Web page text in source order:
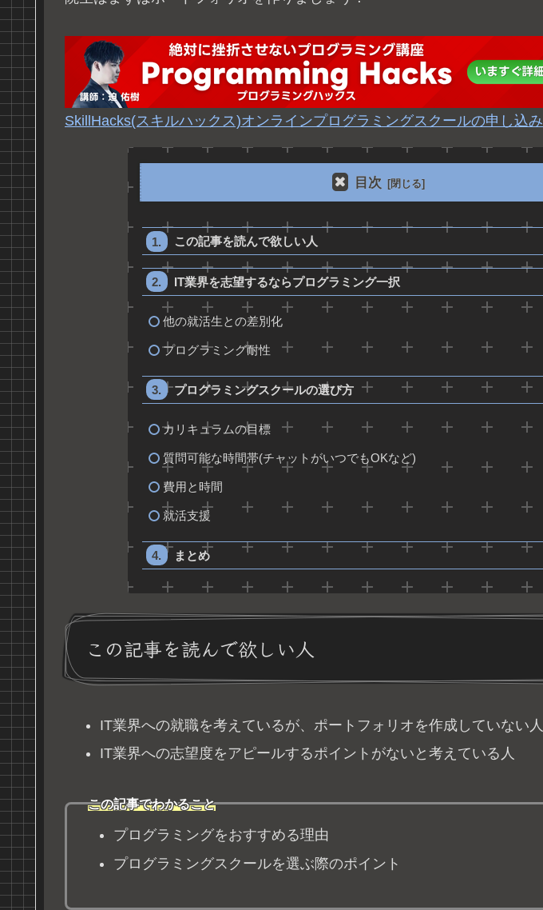
SkillHacks(スキルハックス)オンラインプログラミングスクールの申し込み
目次
この記事を読んで欲しい人
IT業界を志望するならプログラミング一択
他の就活生との差別化
プログラミング耐性
プログラミングスクールの選び方
カリキュラムの目標
質問可能な時間帯(チャットがいつでもOKなど)
費用と時間
就活支援
まとめ
この記事を読んで欲しい人
IT業界への就職を考えているが、ポートフォリオを作成していない人
IT業界への志望度をアピールするポイントがないと考えている人
この記事でわかること
プログラミングをおすすめる理由
プログラミングスクールを選ぶ際のポイント